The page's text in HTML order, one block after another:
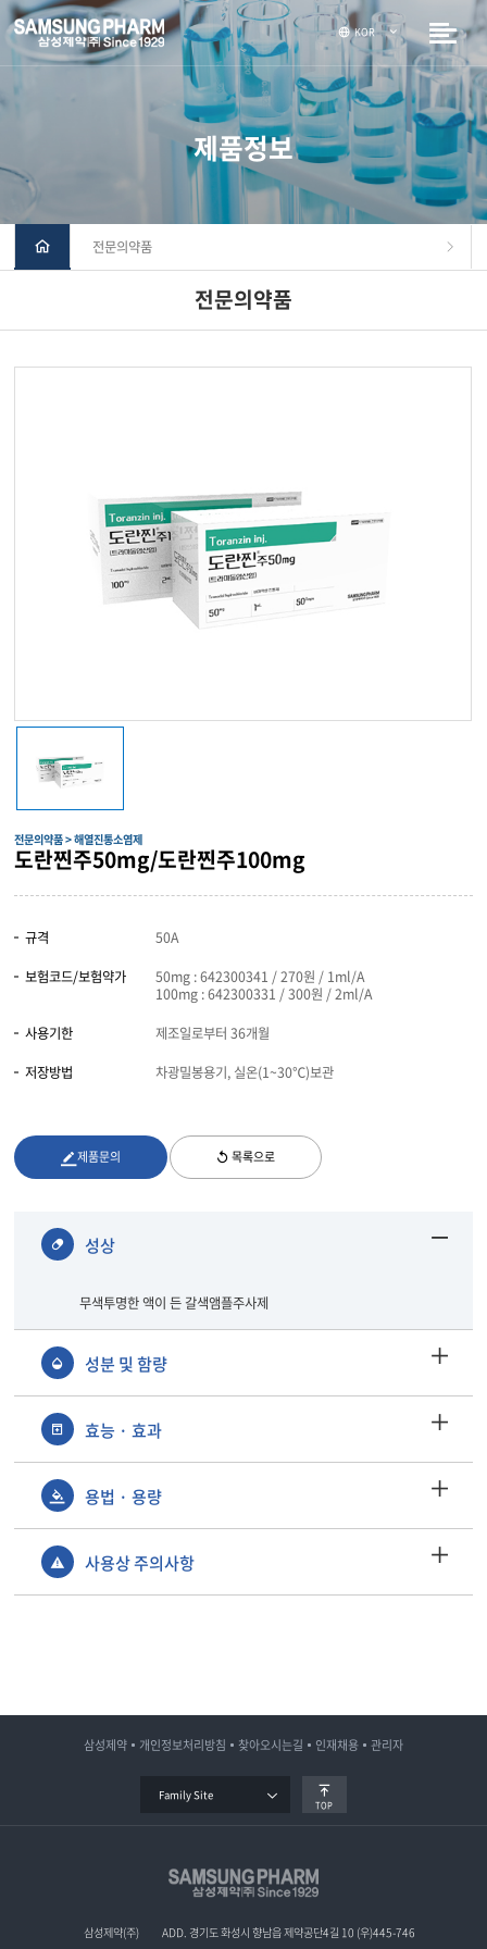
KOR
제품정보
전문의약품
전문의약품
전문의약품 > 해열진통소염제
도란찐주50mg/도란찐주100mg
규격
50A
보험코드/보험약가
50mg : 642300341 / 270원 / 1ml/A
100mg : 642300331 / 300원 / 2ml/A
사용기한
제조일로부터 36개월
저장방법
차광밀봉용기, 실온(1~30℃)보관
제품문의 목록으로
성상
무색투명한 액이 든 갈색앰플주사제
성분 및 함량
효능 · 효과
용법 · 용량
사용상 주의사항
삼성제약 개인정보처리방침 찾아오시는길 인재채용 관리자
Family Site
TOP
삼성제약(주)
ADD. 경기도 화성시 향남읍 제약공단4길 10 (우)445-746